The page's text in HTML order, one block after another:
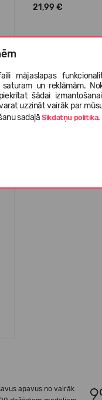
mājaslapas
un reklāmām.
piekrītat šādai
uzzināt vairāk par
sadaļāSīkdatņu politika.
21,99 €
apavus no vairāk